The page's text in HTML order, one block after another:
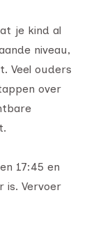
je kind al
niveau,
Veel ouders
over
17:45 en
is. Vervoer